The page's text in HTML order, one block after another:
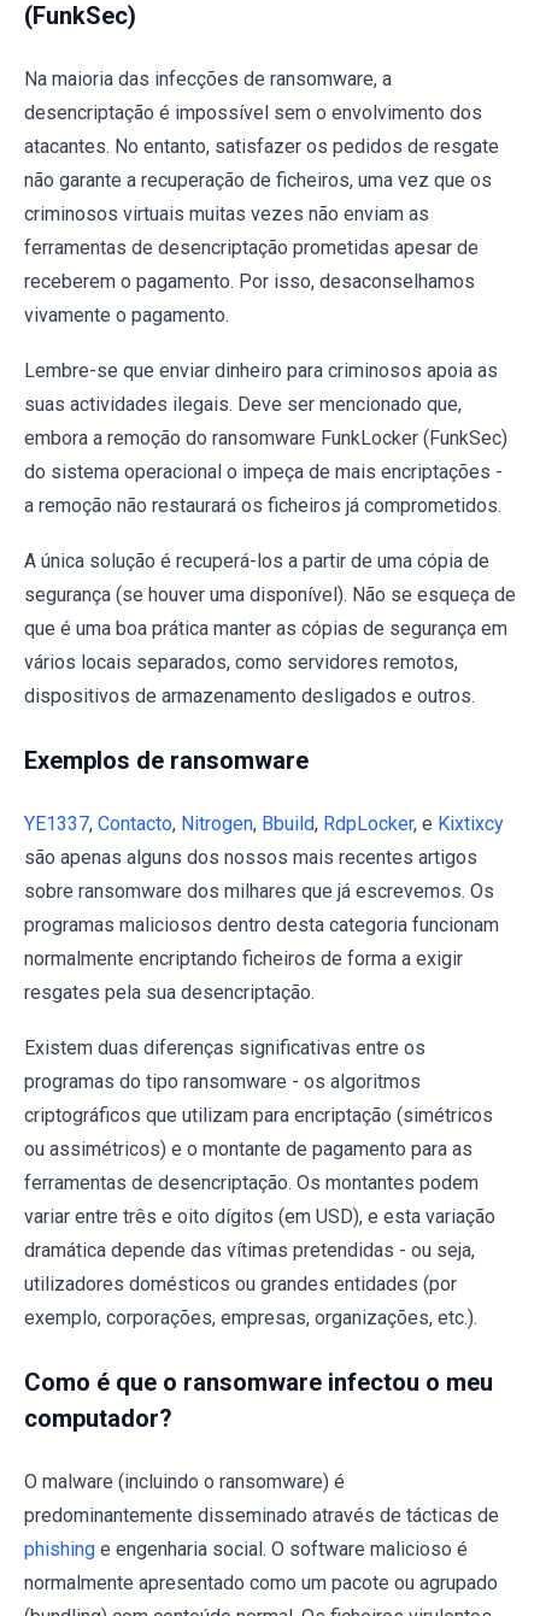
(FunkSec)
Na maioria das infecções de ransomware, a
desencriptação é impossível sem o envolvimento dos
atacantes. No entanto, satisfazer os pedidos de resgate
não garante a recuperação de ficheiros, uma vez que os
criminosos virtuais muitas vezes não enviam as
ferramentas de desencriptação prometidas apesar de
receberem o pagamento. Por isso, desaconselhamos
vivamente o pagamento.
Lembre-se que enviar dinheiro para criminosos apoia as
suas actividades ilegais. Deve ser mencionado que,
embora a remoção do ransomware FunkLocker (FunkSec)
do sistema operacional o impeça de mais encriptações -
a remoção não restaurará os ficheiros já comprometidos.
A única solução é recuperá-los a partir de uma cópia de
segurança (se houver uma disponível). Não se esqueça de
que é uma boa prática manter as cópias de segurança em
vários locais separados, como servidores remotos,
dispositivos de armazenamento desligados e outros.
Exemplos de ransomware
YE1337, Contacto, Nitrogen, Bbuild, RdpLocker, e Kixtixcy
são apenas alguns dos nossos mais recentes artigos
sobre ransomware dos milhares que já escrevemos. Os
programas maliciosos dentro desta categoria funcionam
normalmente encriptando ficheiros de forma a exigir
resgates pela sua desencriptação.
Existem duas diferenças significativas entre os
programas do tipo ransomware - os algoritmos
criptográficos que utilizam para encriptação (simétricos
ou assimétricos) e o montante de pagamento para as
ferramentas de desencriptação. Os montantes podem
variar entre três e oito dígitos (em USD), e esta variação
dramática depende das vítimas pretendidas - ou seja,
utilizadores domésticos ou grandes entidades (por
exemplo, corporações, empresas, organizações, etc.).
Como é que o ransomware infectou o meu
computador?
O malware (incluindo o ransomware) é
predominantemente disseminado através de tácticas de
phishing e engenharia social. O software malicioso é
normalmente apresentado como um pacote ou agrupado